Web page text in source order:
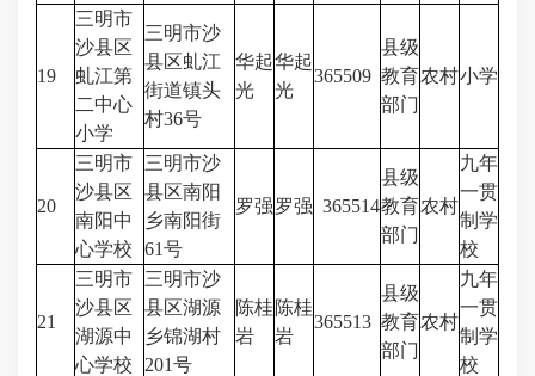
19
三明市
沙县区
虬江第
二中心
小学
三明市沙
县区虬江
街道镇头
村36号
华起
光
华起
光
365509
县级
教育
部门
农村小学
20
三明市
沙县区
南阳中
心学校
三明市沙
县区南阳
乡南阳街
61号
罗强罗强 365514
县级
教育
部门
农村
九年
一贯
制学
校
21
三明市
沙县区
湖源中
心学校
三明市沙
县区湖源
乡锦湖村
201号
陈桂
岩
陈桂
岩
365513
县级
教育
部门
农村
九年
一贯
制学
校